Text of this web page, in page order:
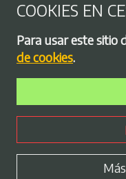
Menú del pie
COOKIES EN
Para usar este sitio
de cookies.